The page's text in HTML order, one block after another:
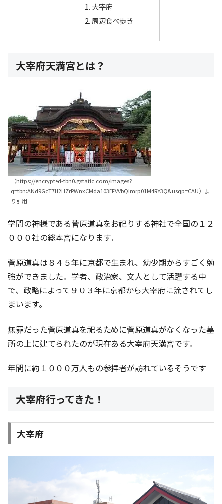
大宰府
周辺食べ歩き
大宰府天満宮とは？
（https://encrypted-tbn0.gstatic.com/images?
q=tbn:ANd9GcT7H2HZrPWnxCMda103EFVVbQImrp01M4RY3Q&usqp=CAU）よ
り引用
学問の神様である菅原道真をお祀りする神社で全国の１２
０００社の総本宮になります。
菅原道真は８４５年に京都で生まれ、幼少期からすごく勉
強ができました。学者、政治家、文人として活躍する中
で、政略によって９０３年に京都から大宰府に流されてし
まいます。
無罪だった菅原道真を祀るために菅原道真がなくなった墓
所の上に建てられたのが現在ある大宰府天満宮です。
年間に約１０００万人もの参拝者が訪れているそうです
大宰府行ってきた！
大宰府